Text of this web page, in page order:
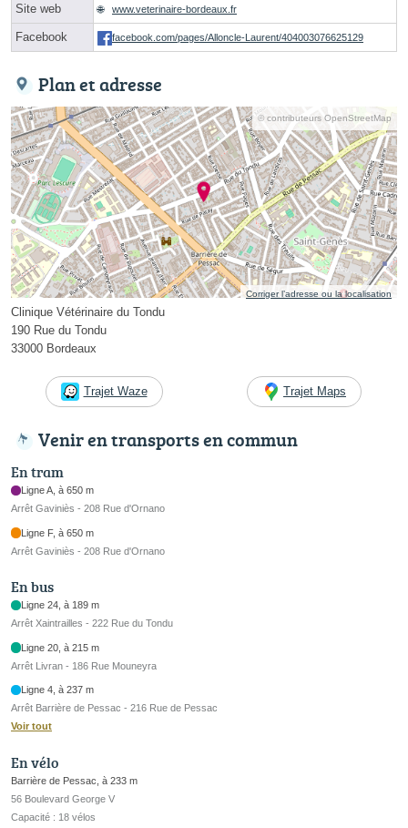
Site web www.veterinaire-bordeaux.fr
Facebook facebook.com/pages/Alloncle-Laurent/404003076625129
Plan et adresse
© contributeurs OpenStreetMap
Corriger l’adresse ou la localisation
Clinique Vétérinaire du Tondu
190 Rue du Tondu
33000 Bordeaux
Trajet Waze Trajet Maps
Venir en transports en commun
En tram
Ligne A, à 650 m
Arrêt Gaviniès - 208 Rue d'Ornano
Ligne F, à 650 m
Arrêt Gaviniès - 208 Rue d'Ornano
En bus
Ligne 24, à 189 m
Arrêt Xaintrailles - 222 Rue du Tondu
Ligne 20, à 215 m
Arrêt Livran - 186 Rue Mouneyra
Ligne 4, à 237 m
Arrêt Barrière de Pessac - 216 Rue de Pessac
Voir tout
En vélo
Barrière de Pessac, à 233 m
56 Boulevard George V
Capacité : 18 vélos